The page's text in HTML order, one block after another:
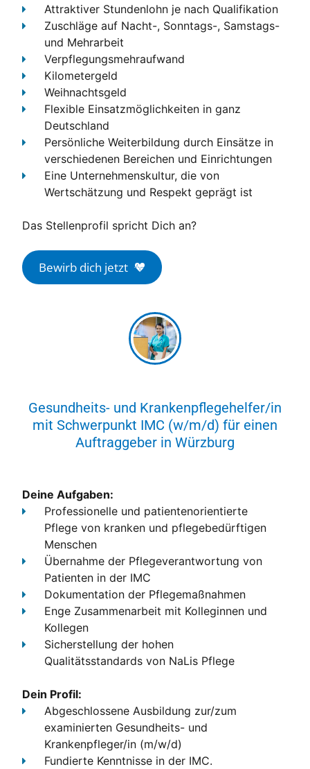
Attraktiver Stundenlohn je nach Qualifikation
Zuschläge auf Nacht-, Sonntags-, Samstags-
und Mehrarbeit
Verpflegungsmehraufwand
Kilometergeld
Weihnachtsgeld
Flexible Einsatzmöglichkeiten in ganz
Deutschland
Persönliche Weiterbildung durch Einsätze in
verschiedenen Bereichen und Einrichtungen
Eine Unternehmenskultur, die von
Wertschätzung und Respekt geprägt ist
Das Stellenprofil spricht Dich an?
Bewirb dich jetzt
Gesundheits- und Krankenpflegehelfer/in
mit Schwerpunkt IMC (w/m/d) für einen
Auftraggeber in Würzburg
Deine Aufgaben:
Professionelle und patientenorientierte
Pflege von kranken und pflegebedürftigen
Menschen
Übernahme der Pflegeverantwortung von
Patienten in der IMC
Dokumentation der Pflegemaßnahmen
Enge Zusammenarbeit mit Kolleginnen und
Kollegen
Sicherstellung der hohen
Qualitätsstandards von NaLis Pflege
Dein Profil:
Abgeschlossene Ausbildung zur/zum
examinierten Gesundheits- und
Krankenpfleger/in (m/w/d)
Fundierte Kenntnisse in der IMC.